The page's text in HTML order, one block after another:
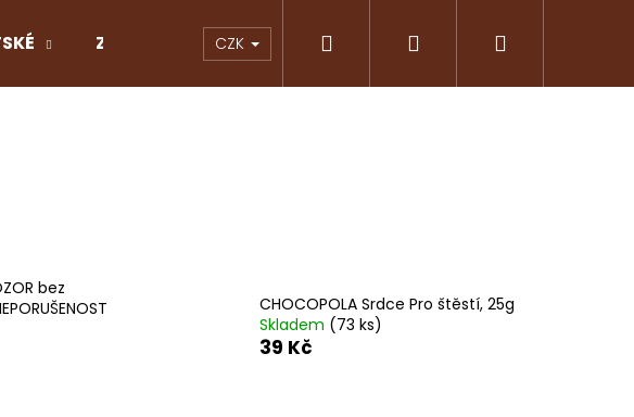
Z LÁSKY ČOKOLÁDY ZNAČKOVÁ KÁVA
CZK Přihlášení
bez
CHOCOPOLA Srdce Pro štěstí, 25g
Skladem (73 ks)
39 Kč